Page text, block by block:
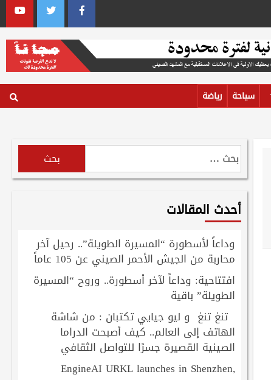
Facebook
Twitter
سياحة
رياضة
البحث
عن:
أحدث المقالات
وداعاً لأسطورة “المسيرة الطويلة”.. رحيل آخر
محاربة من الجيش الأحمر الصيني عن 105 عاماً
افتتاحية: وداعاً لآخر أسطورة.. وروح “المسيرة
الطويلة” باقية
تنغ تنغ و ليو جيايي تكتبان : من شاشة
الهاتف إلى العالم.. كيف أصبحت الدراما
الصينية القصيرة جسرًا للتواصل الثقافي
EngineAI URKL launches in Shenzhen,